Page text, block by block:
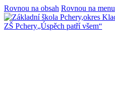
Rovnou na obsah Rovnou na menu
ZŠ Pchery„Úspěch patří všem“